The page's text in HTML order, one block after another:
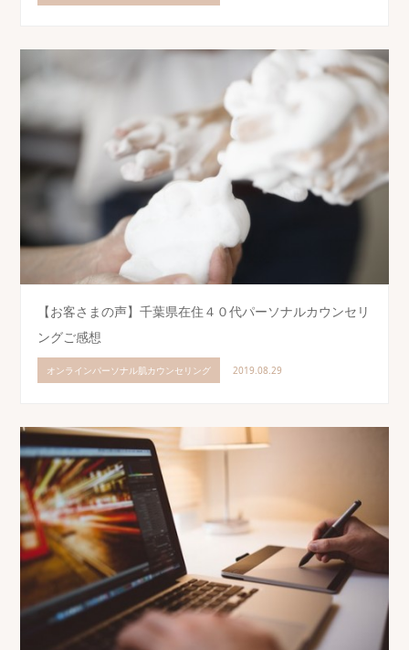
【お客さまの声】千葉県在住４０代パーソナルカウンセリ
ングご感想
オンラインパーソナル肌カウンセリング 2019.08.29